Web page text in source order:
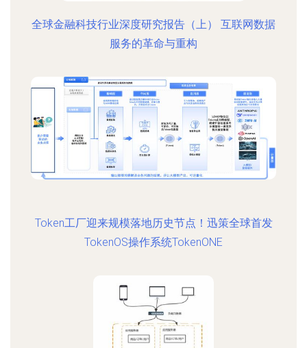
全球金融科技行业深度研究报告（上） 互联网数据
服务的革命与重构
Token工厂迎来规模落地历史节点！迅策全球首发
TokenOS操作系统TokenONE